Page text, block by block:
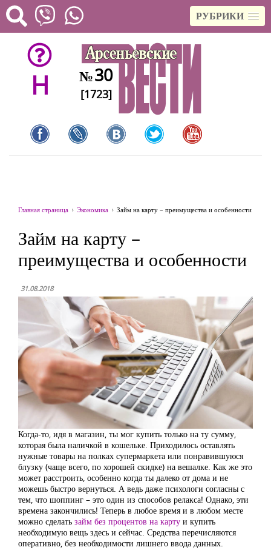
РУБРИКИ
H №30
[1723]
Главная страница Экономика Займ на карту – преимущества и особенности
Займ на карту –
преимущества и особенности
31.08.2018
Когда-то, идя в магазин, ты мог купить только на ту сумму,
которая была наличкой в кошельке. Приходилось оставлять
нужные товары на полках супермаркета или понравившуюся
блузку (чаще всего, по хорошей скидке) на вешалке. Как же это
может расстроить, особенно когда ты далеко от дома и не
можешь быстро вернуться. А ведь даже психологи согласны с
тем, что шоппинг – это один из способов релакса! Однако, эти
времена закончились! Теперь в любое время и в любом месте
можно сделать займ без процентов на карту и купить
необходимую вещь здесь и сейчас. Средства перечисляются
оперативно, без необходимости лишнего ввода данных.